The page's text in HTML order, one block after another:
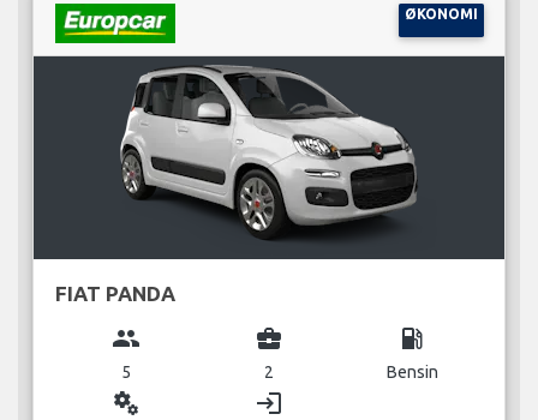
ØKONOMI
FIAT PANDA
group
5
business_center
2
local_gas_station
Bensin
miscellaneous_services login